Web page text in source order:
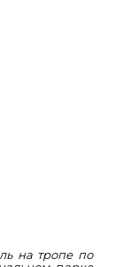
на тропе по